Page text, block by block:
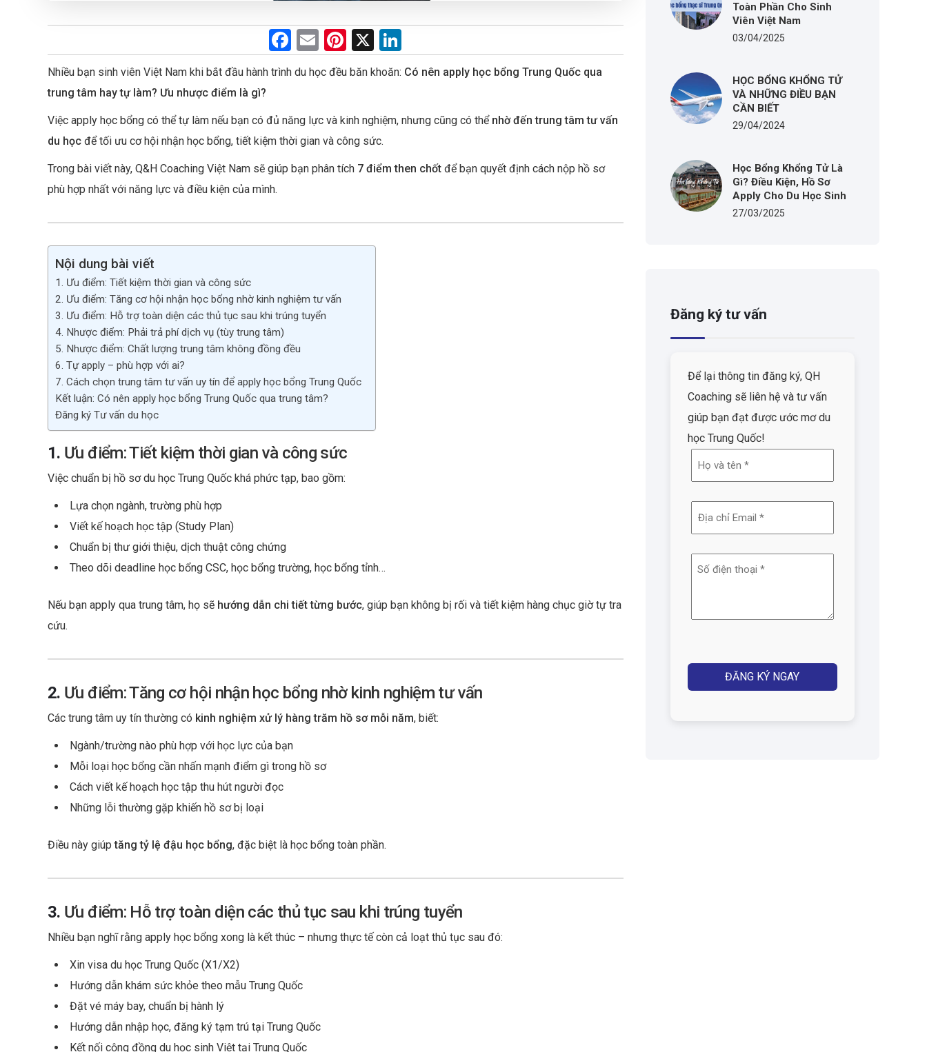
F
a
ce
o
o
k
E
m
ail
Pi
nt
er
t
X
n
ke
n
Nhiều bạn sinh viên Việt Nam khi bắt đầu hành trình du học đều băn khoăn: Có nên apply học bổng Trung Quốc qua
trung tâm hay tự làm? Ưu nhược điểm là gì?
Việc apply học bổng có thể tự làm nếu bạn có đủ năng lực và kinh nghiệm, nhưng cũng có thể nhờ đến trung tâm tư vấn
du học để tối ưu cơ hội nhận học bổng, tiết kiệm thời gian và công sức.
Trong bài viết này, Q&H Coaching Việt Nam sẽ giúp bạn phân tích 7 điểm then chốt để bạn quyết định cách nộp hồ sơ
phù hợp nhất với năng lực và điều kiện của mình.
Nội dung bài viết
1. Ưu điểm: Tiết kiệm thời gian và công sức
2. Ưu điểm: Tăng cơ hội nhận học bổng nhờ kinh nghiệm tư vấn
3. Ưu điểm: Hỗ trợ toàn diện các thủ tục sau khi trúng tuyển
4. Nhược điểm: Phải trả phí dịch vụ (tùy trung tâm)
5. Nhược điểm: Chất lượng trung tâm không đồng đều
6. Tự apply – phù hợp với ai?
7. Cách chọn trung tâm tư vấn uy tín để apply học bổng Trung Quốc
Kết luận: Có nên apply học bổng Trung Quốc qua trung tâm?
Đăng ký Tư vấn du học
1. Ưu điểm: Tiết kiệm thời gian và công sức
Việc chuẩn bị hồ sơ du học Trung Quốc khá phức tạp, bao gồm:
Lựa chọn ngành, trường phù hợp
Viết kế hoạch học tập (Study Plan)
Chuẩn bị thư giới thiệu, dịch thuật công chứng
Theo dõi deadline học bổng CSC, học bổng trường, học bổng tỉnh…
Nếu bạn apply qua trung tâm, họ sẽ hướng dẫn chi tiết từng bước, giúp bạn không bị rối và tiết kiệm hàng chục giờ tự tra
cứu.
2. Ưu điểm: Tăng cơ hội nhận học bổng nhờ kinh nghiệm tư vấn
Các trung tâm uy tín thường có kinh nghiệm xử lý hàng trăm hồ sơ mỗi năm, biết:
Ngành/trường nào phù hợp với học lực của bạn
Mỗi loại học bổng cần nhấn mạnh điểm gì trong hồ sơ
Cách viết kế hoạch học tập thu hút người đọc
Những lỗi thường gặp khiến hồ sơ bị loại
Điều này giúptăng tỷ lệ đậu học bổng, đặc biệt là học bổng toàn phần.
3. Ưu điểm: Hỗ trợ toàn diện các thủ tục sau khi trúng tuyển
Nhiều bạn nghĩ rằng apply học bổng xong là kết thúc – nhưng thực tế còn cả loạt thủ tục sau đó:
Xin visa du học Trung Quốc (X1/X2)
Hướng dẫn khám sức khỏe theo mẫu Trung Quốc
Đặt vé máy bay, chuẩn bị hành lý
Hướng dẫn nhập học, đăng ký tạm trú tại Trung Quốc
Kết nối cộng đồng du học sinh Việt tại Trung Quốc
Toàn Phần Cho Sinh
Viên Việt Nam
03/04/2025
HỌC BỔNG KHỔNG TỬ
VÀ NHỮNG ĐIỀU BẠN
CẦN BIẾT
29/04/2024
Học Bổng Khổng Tử Là
Gì? Điều Kiện, Hồ Sơ
Apply Cho Du Học Sinh
27/03/2025
Đăng ký tư vấn
Để lại thông tin đăng ký, QH
Coaching sẽ liên hệ và tư vấn
giúp bạn đạt được ước mơ du
học Trung Quốc!
Họ
và
tên
(Required)
Địa
chỉ
email
(Required)
Số